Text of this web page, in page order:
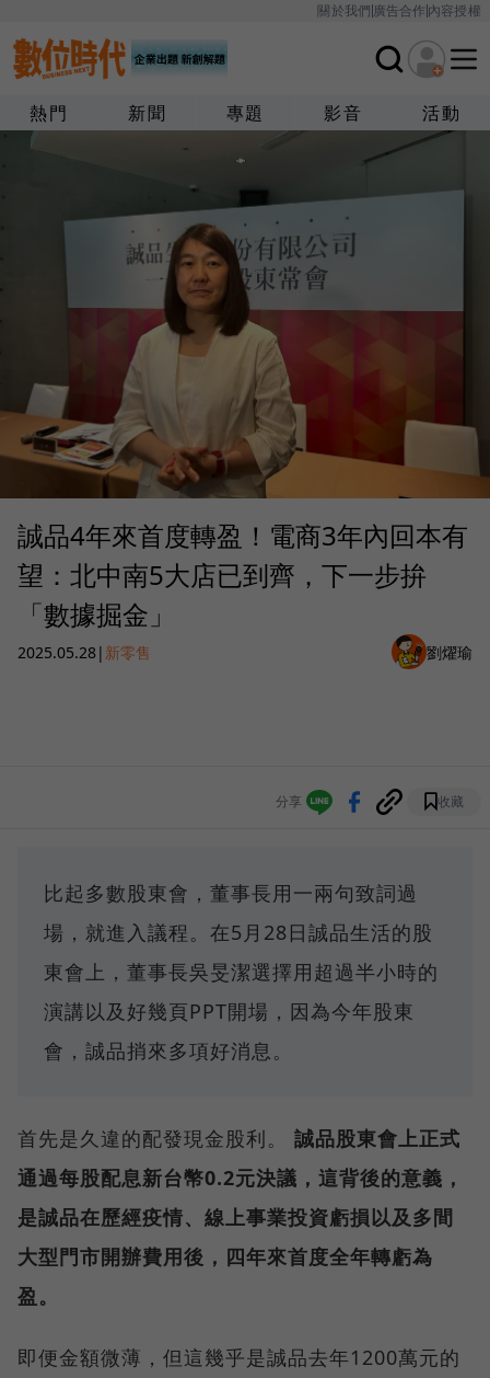
關於我們廣告合作內容授權
熱門 新聞 專題 影音 活動
誠品4年來首度轉盈！電商3年內回本有
望：北中南5大店已到齊，下一步拚
「數據掘金」
2025.05.28| 新零售 劉燿瑜
分享 收藏
比起多數股東會，董事長用一兩句致詞過
場，就進入議程。在5月28日誠品生活的股
東會上，董事長吳旻潔選擇用超過半小時的
演講以及好幾頁PPT開場，因為今年股東
會，誠品捎來多項好消息。
首先是久違的配發現金股利。 誠品股東會上正式
通過每股配息新台幣0.2元決議，這背後的意義，
是誠品在歷經疫情、線上事業投資虧損以及多間
大型門市開辦費用後，四年來首度全年轉虧為
盈。
即便金額微薄，但這幾乎是誠品去年1200萬元的